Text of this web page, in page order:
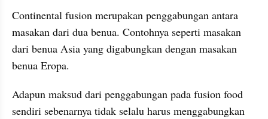
Continental fusion merupakan penggabungan antara
masakan dari dua benua. Contohnya seperti masakan
dari benua Asia yang digabungkan dengan masakan
benua Eropa.
Adapun maksud dari penggabungan pada fusion food
sendiri sebenarnya tidak selalu harus menggabungkan